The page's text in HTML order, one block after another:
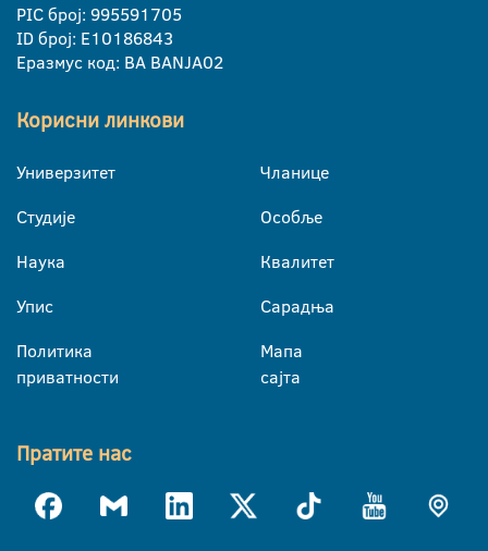
PIC број: 995591705
ID број: E10186843
Еразмус код: BA BANJA02
Корисни линкови
Универзитет
Студије
Наука
Упис
Политика
приватности
Чланице
Особље
Квалитет
Сарадња
Мапа
сајта
Пратите нас